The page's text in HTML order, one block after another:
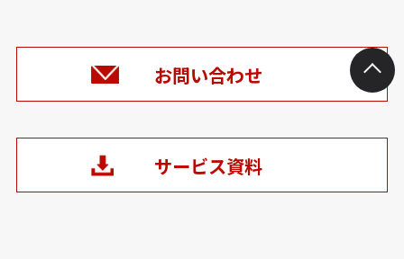
お問い合わせ
サービス資料